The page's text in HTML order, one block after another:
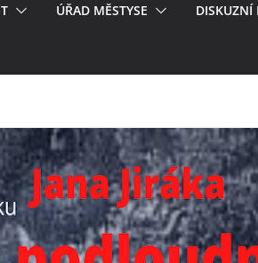
ÚŘAD MĚSTYSE DISKUZNÍ